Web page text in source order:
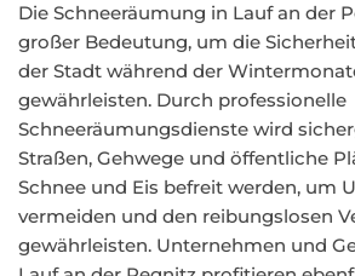
Die Schneeräumung in Lauf an der
großer Bedeutung, um die
der Stadt während der
gewährleisten. Durch professionelle
Schneeräumungsdienste wird
Straßen, Gehwege und öffentliche
Schnee und Eis befreit werden, um
vermeiden und den reibungslosen
gewährleisten. Unternehmen und